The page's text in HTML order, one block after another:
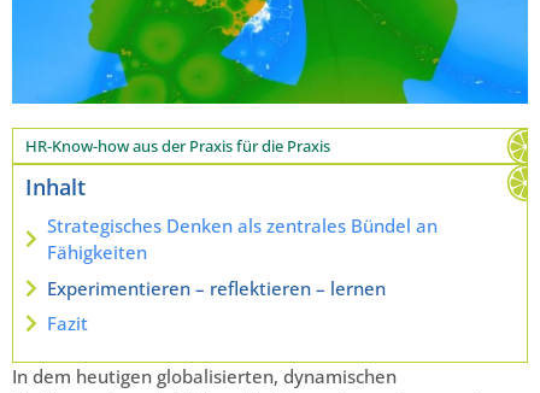
HR-Know-how aus der Praxis für die Praxis
Inhalt
Strategisches Denken als zentrales Bündel an
Fähigkeiten
Experimentieren – reflektieren – lernen
Fazit
In dem heutigen globalisierten, dynamischen